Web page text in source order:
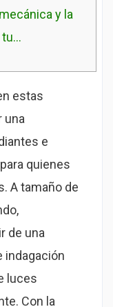
y la
tu…
estas
una
e
quienes
A tamaño de
de una
indagación
luces
Con la